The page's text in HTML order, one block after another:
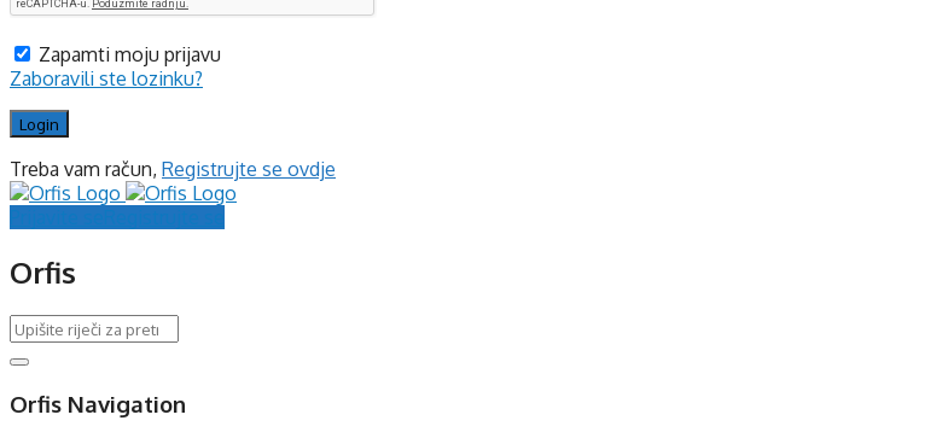
Zapamti moju prijavu
Zaboravili ste lozinku?
Treba vam račun, Registrujte se ovdje
Orfis
Orfis Navigation